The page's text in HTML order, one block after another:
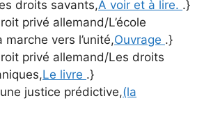
droits savants,A voir et à lire. .}
privé allemand/L’école
vers l’unité,Ouvrage .}
privé allemand/Les droits
Le livre .}
justice prédictive,(la